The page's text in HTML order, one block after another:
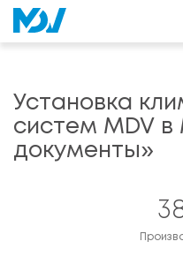
Установка
систем MDV
документы»